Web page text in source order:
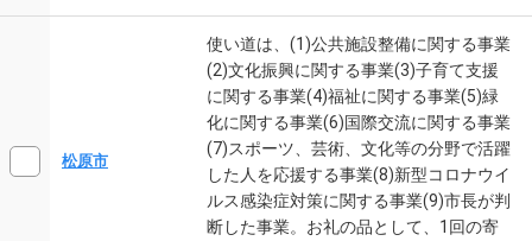
松原市
使い道は、(1)公共施設整備に関する事業
(2)文化振興に関する事業(3)子育て支援
に関する事業(4)福祉に関する事業(5)緑
化に関する事業(6)国際交流に関する事業
(7)スポーツ、芸術、文化等の分野で活躍
した人を応援する事業(8)新型コロナウイ
ルス感染症対策に関する事業(9)市長が判
断した事業。お礼の品として、1回の寄